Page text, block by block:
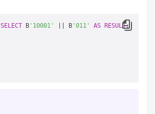
SELECT B '10001' B '011' AS RESULT;